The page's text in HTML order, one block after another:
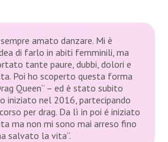
amato danzare. Mi è
di farlo in abiti femminili, ma
tante paure, dubbi, dolori e
Poi ho scoperto questa forma
Queen” – ed è stato subito
iniziato nel 2016, partecipando
per drag. Da lì in poi é iniziato
ma non mi sono mai arreso fino
salvato la vita”.